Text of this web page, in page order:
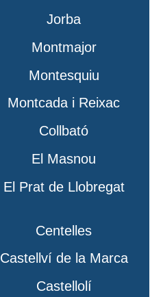
Jorba
Montmajor
Montesquiu
Montcada i Reixac
Collbató
El Masnou
El Prat de Llobregat
Centelles
Castellví de la Marca
Castellolí